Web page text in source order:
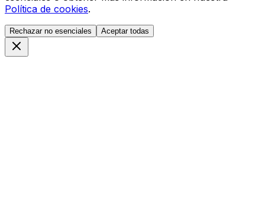
Política de cookies.
Rechazar no esenciales Aceptar todas